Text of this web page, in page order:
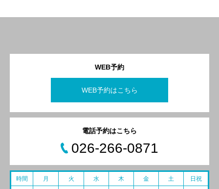
WEB予約
WEB予約はこちら
電話予約はこちら
026-266-0871
時間 月 火 水 木 金 土 日祝